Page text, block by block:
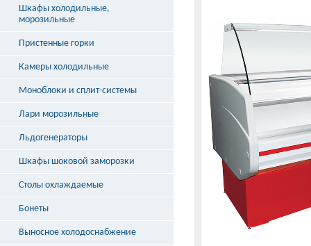
Шкафы холодильные,
морозильные
Пристенные горки
Камеры холодильные
Моноблоки и сплит-системы
Лари морозильные
Льдогенераторы
Шкафы шоковой заморозки
Столы охлаждаемые
Бонеты
Выносное холодоснабжение